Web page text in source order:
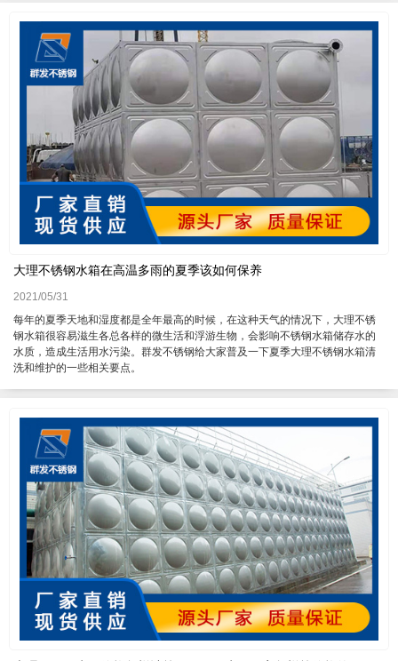
大理不锈钢水箱在高温多雨的夏季该如何保养
2021/05/31
每年的夏季天地和湿度都是全年最高的时候，在这种天气的情况下，大理不锈
钢水箱很容易滋生各总各样的微生活和浮游生物，会影响不锈钢水箱储存水的
水质，造成生活用水污染。群发不锈钢给大家普及一下夏季大理不锈钢水箱清
洗和维护的一些相关要点。